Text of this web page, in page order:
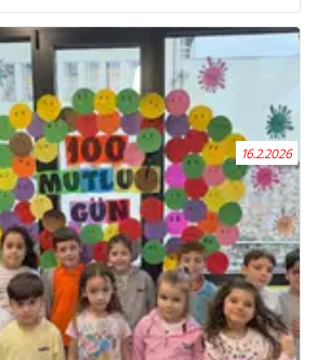
masalı „Die Bremer
Mızıkacıları) ile tanıştık. Hikâye,
gölge tiyatrosu eşliğinde
yoluyla zenginleştirildi. Gölge
hikâye anlatımı sayesinde
akışını heyecanla takip etti hem
bağlam içinde öğrenme fırsatı
ses taklitleri ve dramatizasyon
eğlenceli ve etkileşimli bir öğrenme
16.2.2026